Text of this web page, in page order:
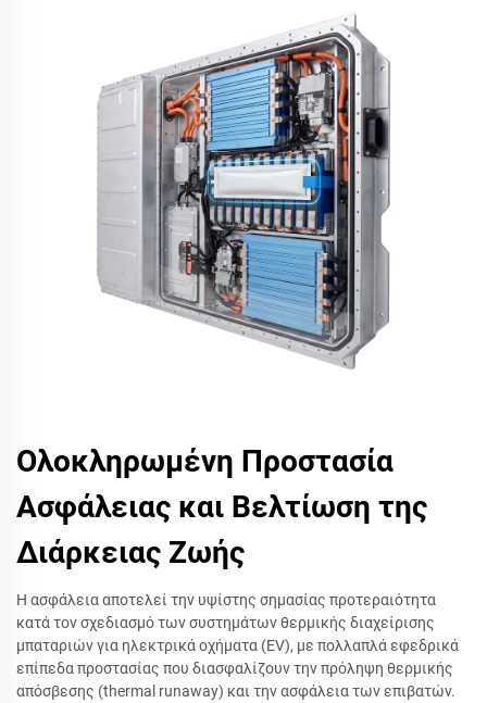
Ολοκληρωμένη Προστασία
Ασφάλειας και Βελτίωση της
Διάρκειας Ζωής
Η ασφάλεια αποτελεί την υψίστης σημασίας προτεραιότητα
κατά τον σχεδιασμό των συστημάτων θερμικής διαχείρισης
μπαταριών για ηλεκτρικά οχήματα (EV), με πολλαπλά εφεδρικά
επίπεδα προστασίας που διασφαλίζουν την πρόληψη θερμικής
απόσβεσης (thermal runaway) και την ασφάλεια των επιβατών.